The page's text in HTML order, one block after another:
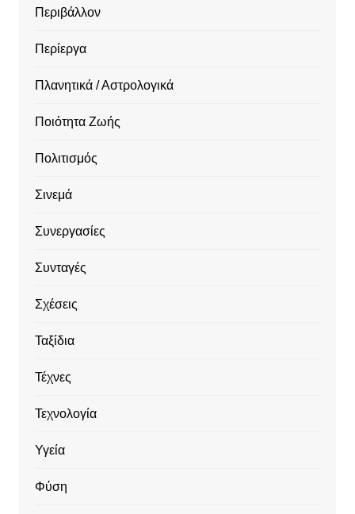
Περιβάλλον
Περίεργα
Πλανητικά / Αστρολογικά
Ποιότητα Ζωής
Πολιτισμός
Σινεμά
Συνεργασίες
Συνταγές
Σχέσεις
Ταξίδια
Τέχνες
Τεχνολογία
Υγεία
Φύση